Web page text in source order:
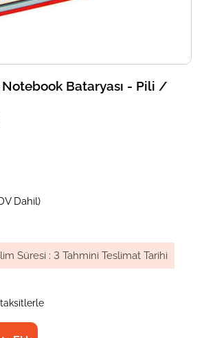
Bataryası - Pili /
Dahil)
Süresi : 3 Tahmini Teslimat Tarihi